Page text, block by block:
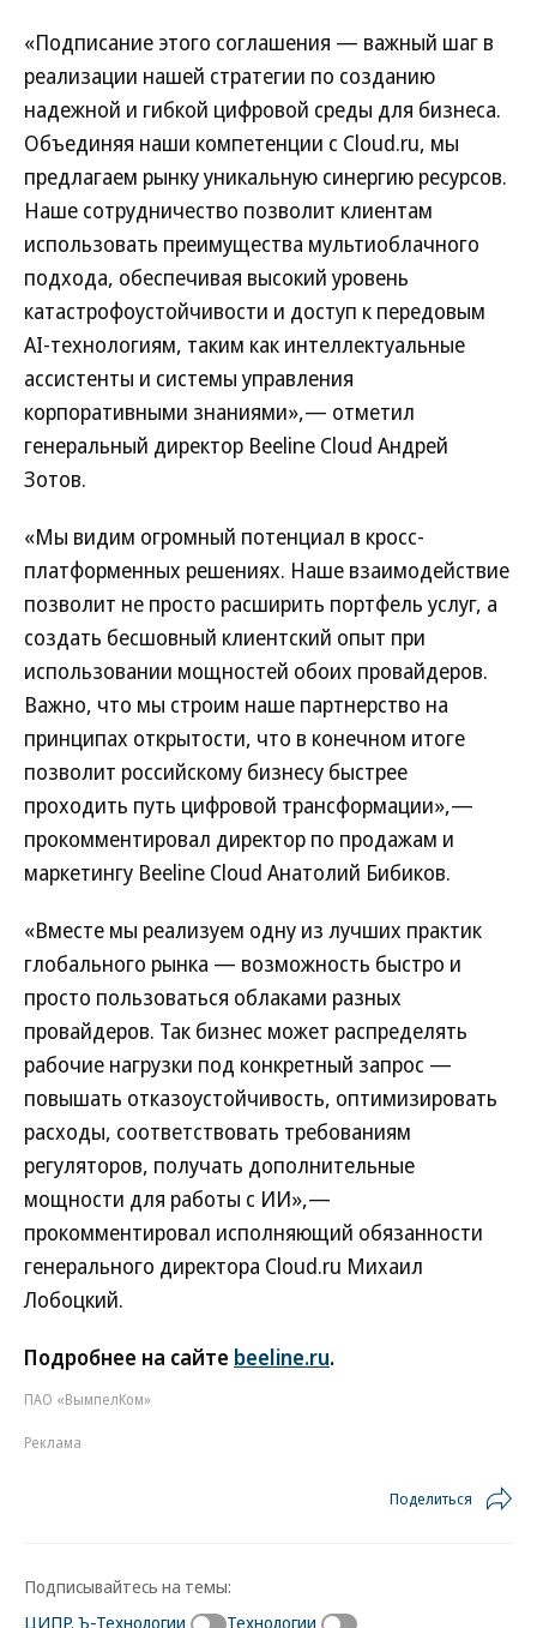
«Подписание этого соглашения — важный шаг в
реализации нашей стратегии по созданию
надежной и гибкой цифровой среды для бизнеса.
Объединяя наши компетенции с Cloud.ru, мы
предлагаем рынку уникальную синергию ресурсов.
Наше сотрудничество позволит клиентам
использовать преимущества мультиоблачного
подхода, обеспечивая высокий уровень
катастрофоустойчивости и доступ к передовым
AI-технологиям, таким как интеллектуальные
ассистенты и системы управления
корпоративными знаниями»,— отметил
генеральный директор Beeline Cloud Андрей
Зотов.
«Мы видим огромный потенциал в кросс-
платформенных решениях. Наше взаимодействие
позволит не просто расширить портфель услуг, а
создать бесшовный клиентский опыт при
использовании мощностей обоих провайдеров.
Важно, что мы строим наше партнерство на
принципах открытости, что в конечном итоге
позволит российскому бизнесу быстрее
проходить путь цифровой трансформации»,—
прокомментировал директор по продажам и
маркетингу Beeline Cloud Анатолий Бибиков.
«Вместе мы реализуем одну из лучших практик
глобального рынка — возможность быстро и
просто пользоваться облаками разных
провайдеров. Так бизнес может распределять
рабочие нагрузки под конкретный запрос —
повышать отказоустойчивость, оптимизировать
расходы, соответствовать требованиям
регуляторов, получать дополнительные
мощности для работы с ИИ»,—
прокомментировал исполняющий обязанности
генерального директора Cloud.ru Михаил
Лобоцкий.
Подробнее на сайте beeline.ru.
ПАО «ВымпелКом»
Реклама
Поделиться
Подписывайтесь на темы:
ЦИПР. Ъ-Технологии
Технологии